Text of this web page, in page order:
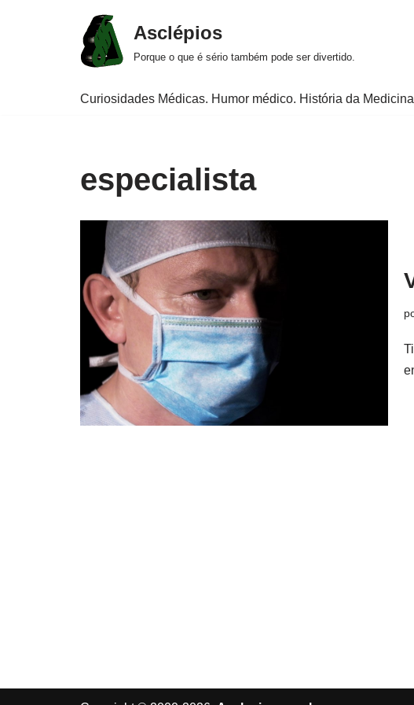
Asclépios
Porque o que é sério também pode ser divertido.
Curiosidades Médicas. Humor médico. História da
especialista